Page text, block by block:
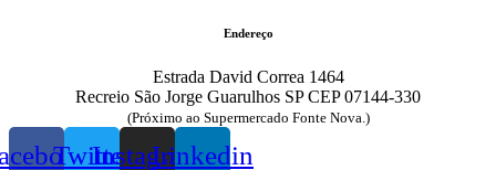
Endereço
Estrada David Correa 1464
Recreio São Jorge Guarulhos SP CEP 07144-330
(Próximo ao Supermercado Fonte Nova.)
TwitterInstagramLinkedin